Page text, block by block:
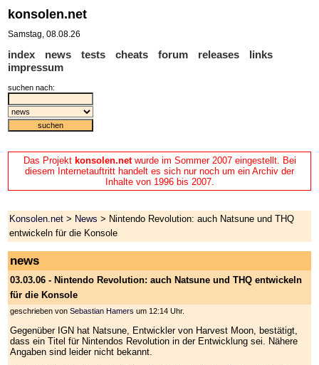
Das Projekt konsolen.netwurde im Sommer 2007 eingestellt. Bei
diesem Internetauftritt handelt es sich nur noch um ein Archiv der
Inhalte von 1996 bis 2007.
Konsolen.net > News > Nintendo Revolution: auch Natsune und THQ
entwickeln für die Konsole
news
03.03.06 - Nintendo Revolution: auch Natsune und THQ entwickeln
für die Konsole
geschrieben vonSebastian Hamers um 12:14 Uhr.
Gegenüber IGN hat Natsune, Entwickler von Harvest Moon, bestätigt,
dass ein Titel für Nintendos Revolution in der Entwicklung sei. Nähere
Angaben sind leider nicht bekannt.
konsolen.net
Samstag, 08.08.26
index news tests cheats forum releases
links
impressum
suchen nach: